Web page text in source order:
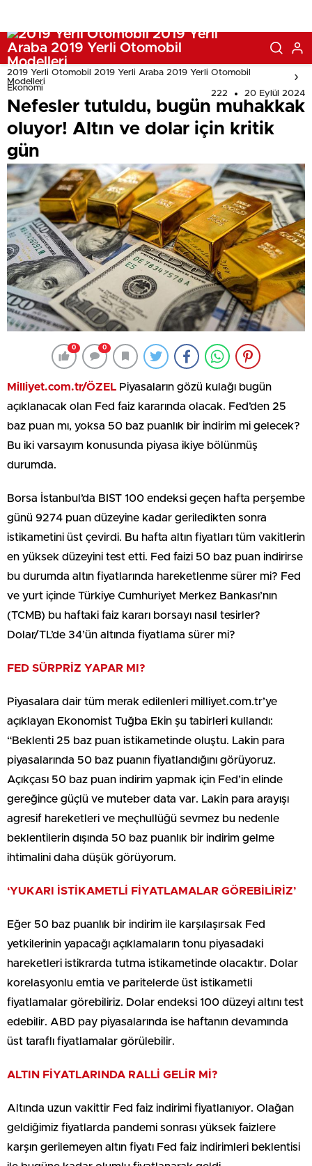
2019 Yerli Otomobil 2019 Yerli Araba 2019 Yerli Otomobil
Modelleri
Ekonomi
222 20 Eylül 2024
Nefesler tutuldu, bugün muhakkak
oluyor! Altın ve dolar için kritik
gün
0 0
Milliyet.com.tr/ÖZEL Piyasaların gözü kulağı bugün
açıklanacak olan Fed faiz kararında olacak. Fed’den 25
baz puan mı, yoksa 50 baz puanlık bir indirim mi gelecek?
Bu iki varsayım konusunda piyasa ikiye bölünmüş
durumda.
Borsa İstanbul’da BIST 100 endeksi geçen hafta perşembe
günü 9274 puan düzeyine kadar geriledikten sonra
istikametini üst çevirdi. Bu hafta altın fiyatları tüm vakitlerin
en yüksek düzeyini test etti. Fed faizi 50 baz puan indirirse
bu durumda altın fiyatlarında hareketlenme sürer mi? Fed
ve yurt içinde Türkiye Cumhuriyet Merkez Bankası’nın
(TCMB) bu haftaki faiz kararı borsayı nasıl tesirler?
Dolar/TL’de 34’ün altında fiyatlama sürer mi?
FED SÜRPRİZ YAPAR MI?
Piyasalara dair tüm merak edilenleri milliyet.com.tr’ye
açıklayan Ekonomist Tuğba Ekin şu tabirleri kullandı:
“Beklenti 25 baz puan istikametinde oluştu. Lakin para
piyasalarında 50 baz puanın fiyatlandığını görüyoruz.
Açıkçası 50 baz puan indirim yapmak için Fed’in elinde
gereğince güçlü ve muteber data var. Lakin para arayışı
agresif hareketleri ve meçhullüğü sevmez bu nedenle
beklentilerin dışında 50 baz puanlık bir indirim gelme
ihtimalini daha düşük görüyorum.
‘YUKARI İSTİKAMETLİ FİYATLAMALAR GÖREBİLİRİZ’
Eğer 50 baz puanlık bir indirim ile karşılaşırsak Fed
yetkilerinin yapacağı açıklamaların tonu piyasadaki
hareketleri istikrarda tutma istikametinde olacaktır. Dolar
korelasyonlu emtia ve paritelerde üst istikametli
fiyatlamalar görebiliriz. Dolar endeksi 100 düzeyi altını test
edebilir. ABD pay piyasalarında ise haftanın devamında
üst taraflı fiyatlamalar görülebilir.
ALTIN FİYATLARINDA RALLİ GELİR Mİ?
Altında uzun vakittir Fed faiz indirimi fiyatlanıyor. Olağan
geldiğimiz fiyatlarda pandemi sonrası yüksek faizlere
karşın gerilemeyen altın fiyatı Fed faiz indirimleri beklentisi